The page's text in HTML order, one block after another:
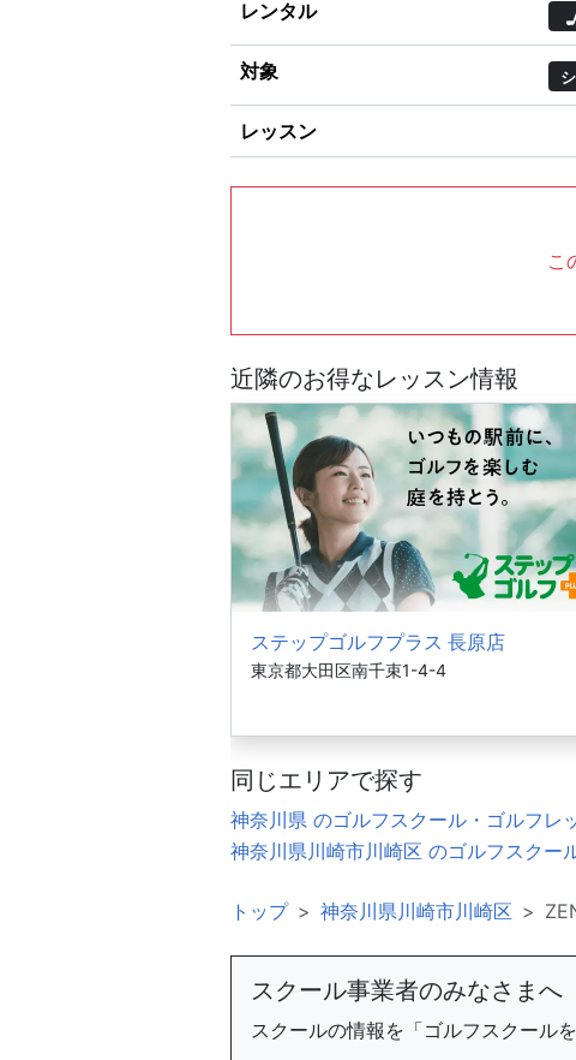
レンタル
対象
レッスン
こ
近隣のお得なレッスン情報
ステップゴルフプラス 長原店
東京都大田区南千束1-4-4
同じエリアで探す
神奈川県 のゴルフスクール・ゴルフレ
神奈川県川崎市川崎区 のゴルフスクー
トップ 神奈川県川崎市川崎区
スクール事業者のみなさまへ
スクールの情報を「ゴルフスクール